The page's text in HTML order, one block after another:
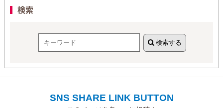
検索
検索する
SNS SHARE LINK BUTTON